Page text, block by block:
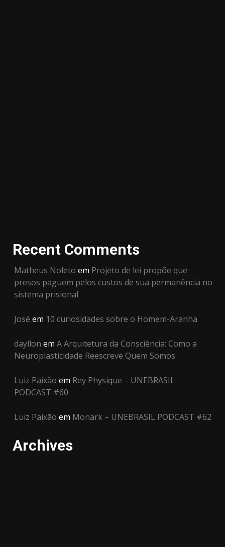
Recent Comments
Matheus Noleto em Projeto de lei propõe que
presos paguem pelos custos de sua permanência no
sistema prisional
José em 10 curiosidades sobre o Homem-Aranha
dayllon em A Arquitetura da Consciência: Como a
Neuroplasticidade Reescreve Quem Somos
Luiz Paixão em Rey Physique – UNEBRASIL
PODCAST #60
Luiz Paixão em Monark – UNEBRASIL PODCAST #62
Archives